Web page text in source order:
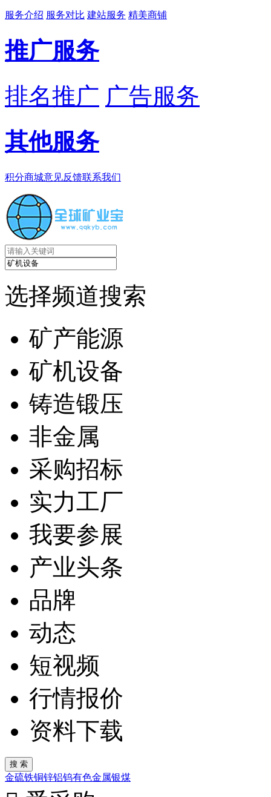
服务介绍 服务对比 建站服务 精美商铺
推广服务
排名推广 广告服务
其他服务
积分商城意见反馈联系我们
选择频道搜索
矿产能源
矿机设备
铸造锻压
非金属
采购招标
实力工厂
我要参展
产业头条
品牌
动态
短视频
行情报价
资料下载
金硫铁铜锌铝钨有色金属银煤